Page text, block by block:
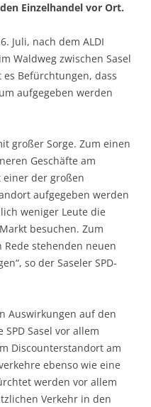
Einzelhandel vor Ort.
Juli, nach dem ALDI
Waldweg zwischen Sasel
Befürchtungen, dass
aufgegeben werden
großer Sorge. Zum einen
Geschäfte am
einer der großen
aufgegeben werden
weniger Leute die
besuchen. Zum
stehenden neuen
so der Saseler SPD-
Auswirkungen auf den
Sasel vor allem
Discounterstandort am
ebenso wie eine
werden vor allem
Verkehr in den